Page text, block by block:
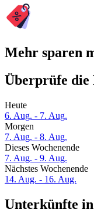
Mehr sparen
Überprüfe die
Heute
6. Aug. - 7. Aug.
Morgen
7. Aug. - 8. Aug.
Dieses Wochenende
7. Aug. - 9. Aug.
Nächstes Wochenende
14. Aug. - 16. Aug.
Unterkünfte